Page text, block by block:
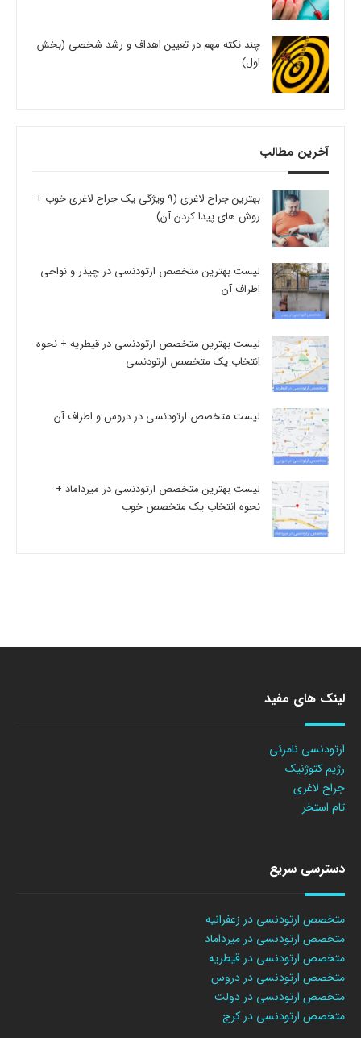
چند نکته مهم در تعیین اهداف و رشد شخصی (بخش
اول)
آخرین مطالب
بهترین جراح لاغری (9 ویژگی یک جراح لاغری خوب +
روش های پیدا کردن آن)
لیست بهترین متخصص ارتودنسی در چیذر و نواحی
اطراف آن
لیست بهترین متخصص ارتودنسی در قیطریه + نحوه
انتخاب یک متخصص ارتودنسی
لیست متخصص ارتودنسی در دروس و اطراف آن
لیست بهترین متخصص ارتودنسی در میرداماد +
نحوه انتخاب یک متخصص خوب
لینک های مفید
ارتودنسی نامرئی
رژیم کتوژنیک
جراح لاغری
تام استخر
دسترسی سریع
متخصص ارتودنسی در زعفرانیه
متخصص ارتودنسی در میرداماد
متخصص ارتودنسی در قیطریه
متخصص ارتودنسی در دروس
متخصص ارتودنسی در دولت
متخصص ارتودنسی در کرج